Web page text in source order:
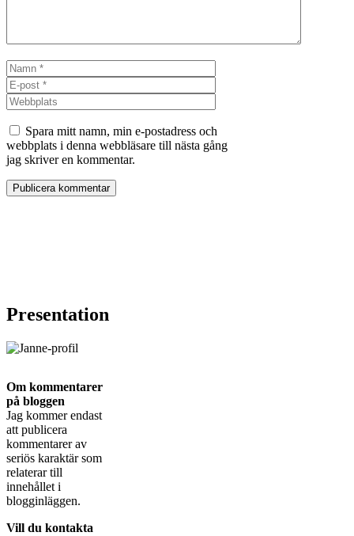
Namn
post
Spara mitt namn, min e-postadress och
webbplats i denna webbläsare till nästa gång
jag skriver en kommentar.
Presentation
Om kommentarer
på bloggen
Jag kommer endast
att publicera
kommentarer av
seriös karaktär som
relaterar till
innehållet i
blogginläggen.
Vill du kontakta